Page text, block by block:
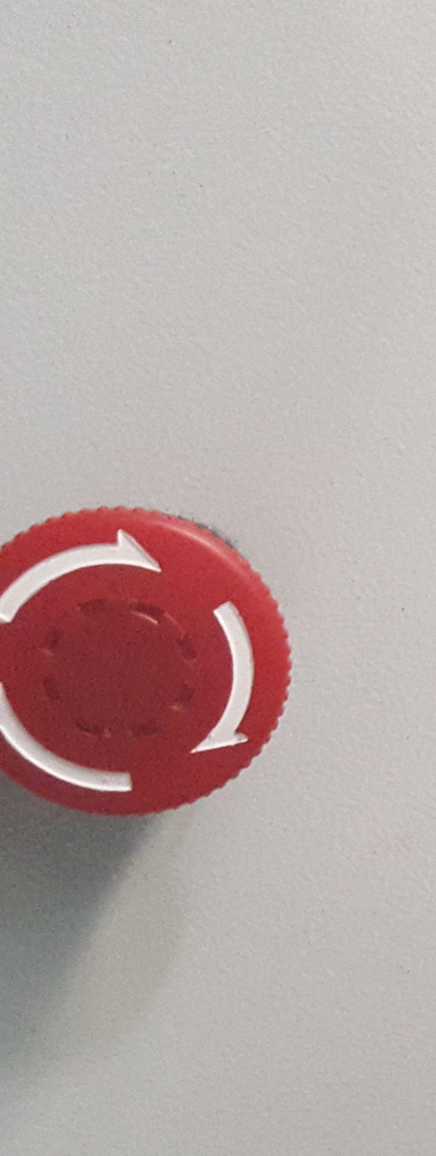
Также АСУ обеспечивает работу системы аварийного останова линии.
и устанавливаемой системы аварийного отключения линии сортировки ТКО.
при эксплуатации конвейерного оборудования, конвейерная линия сортировки ТКО снабжена системой аварийного
останова, расположенный по всей длине каждого из конвейеров с каждой из сторон. Электрический блок, связанный с тросом
останов обоих конвейеров, подающего и сортировочного.
автоматизированной системой управления линией при возникновении повышенных нагрузок на конвейерные ленты
и в ряде других подобных случаев в зависимости от настроек АСУ и входящих в ее состав частотных преобразователей.
и установка. Конвейеры всех типов. Сепараторы. Шредеры. Дробилки. Гидроманипуляторы. Прессы и пресс -
полимеров. Пищевое оборудование. Предприятие готово предложить не только поставку отдельных единиц оборудования